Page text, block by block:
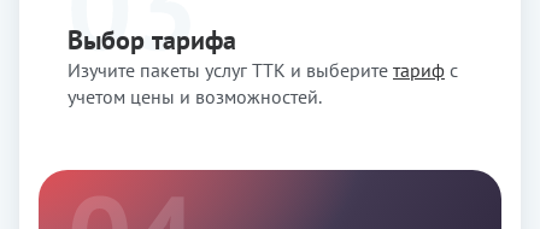
Выбор тарифа
Изучите пакеты услуг ТТК и выберите тариф с
учетом цены и возможностей.